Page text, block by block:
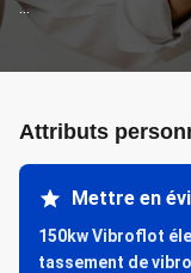
...
Attributs
Mettre en
150kw Vibroflot
tassement de